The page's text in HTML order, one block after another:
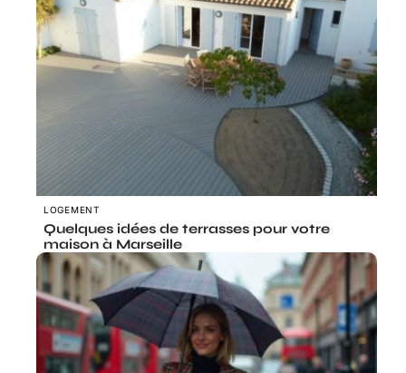
LOGEMENT
Quelques idées de terrasses pour votre
maison à Marseille